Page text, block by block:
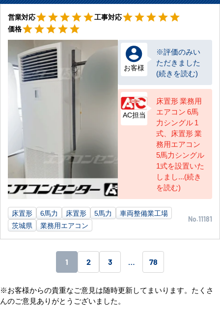
営業対応 星5
starstarstarstarstar工事対応 星5
starstarstarstarstar
価格 星5
starstarstarstarstar
お客様
※評価のみい
ただきました
(続きを読む)
AC担当
床置形 業務用
エアコン 6馬
力シングル 1
式、床置形 業
務用エアコン
5馬力シングル
1式を設置いた
しまし...(続き
を読む)
床置形 6馬力 床置形 5馬力
車両整備業工場
茨城県
業務用エアコン
No.11181
1 2 3 78
※お客様からの貴重なご意見は随時更新してまいります。たくさ
んのご意見ありがとうございました。